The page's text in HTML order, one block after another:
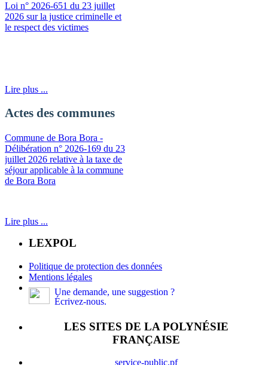
Loi n° 2026-651 du 23 juillet
2026 sur la justice criminelle et
le respect des victimes
Lire plus ...
Actes des communes
Commune de Bora Bora -
Délibération n° 2026-169 du 23
juillet 2026 relative à la taxe de
séjour applicable à la commune
de Bora Bora
Lire plus ...
LEXPOL
Politique de protection des données
Mentions légales
Une demande, une suggestion ?
Écrivez-nous.
LES SITES DE LA POLYNÉSIE
FRANÇAISE
service-public.pf